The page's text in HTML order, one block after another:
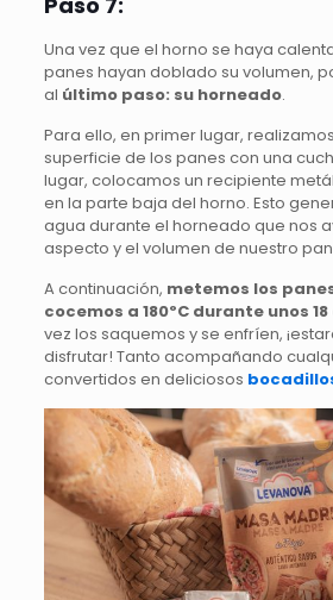
Una vez que el horno se haya
panes hayan doblado su volumen,
al último paso: su horneado.
Para ello, en primer lugar,
superficie de los panes con una
lugar, colocamos un recipiente
en la parte baja del horno. Esto
agua durante el horneado que nos
aspecto y el volumen de nuestro
A continuación, metemos los
cocemos a 180ºC durante unos
vez los saquemos y se enfríen,
disfrutar! Tanto acompañando
convertidos en deliciosos